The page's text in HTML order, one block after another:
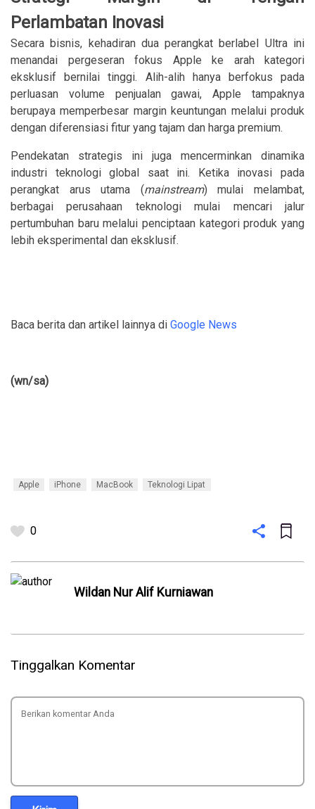
Perlambatan Inovasi
Secara bisnis, kehadiran dua perangkat berlabel Ultra ini
menandai pergeseran fokus Apple ke arah kategori
eksklusif bernilai tinggi. Alih-alih hanya berfokus pada
perluasan volume penjualan gawai, Apple tampaknya
berupaya memperbesar margin keuntungan melalui produk
dengan diferensiasi fitur yang tajam dan harga premium.
Pendekatan strategis ini juga mencerminkan dinamika
industri teknologi global saat ini. Ketika inovasi pada
perangkat arus utama (mainstream) mulai melambat,
berbagai perusahaan teknologi mulai mencari jalur
pertumbuhan baru melalui penciptaan kategori produk yang
lebih eksperimental dan eksklusif.
Baca berita dan artikel lainnya di Google News
(wn/sa)
Apple iPhone MacBook Teknologi Lipat
0
Wildan Nur Alif Kurniawan
Tinggalkan Komentar